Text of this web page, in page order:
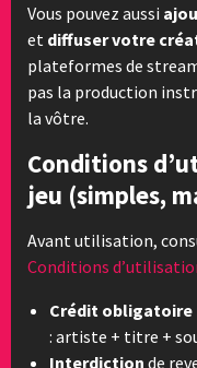
Vous pouvez aussi
et diffuser votre
plateformes de
pas la production
la vôtre.
Conditions
jeu (simples,
Avant utilisation,
Conditions
Crédit obligatoire
: artiste + titre +
Interdiction de